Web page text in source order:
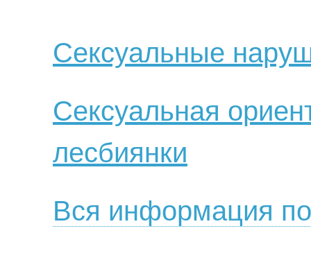
Сексуальные
Сексуальная
лесбиянки
Вся информация